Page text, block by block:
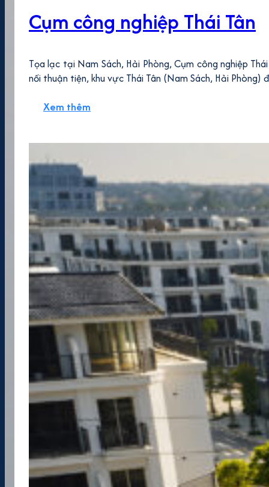
Cụm công nghiệp Thái Tân
Tọa lạc tại Nam Sách, Hải Phòng, Cụm công nghiệp
nối thuận tiện, khu vực Thái Tân (Nam Sách, Hải
Xem thêm